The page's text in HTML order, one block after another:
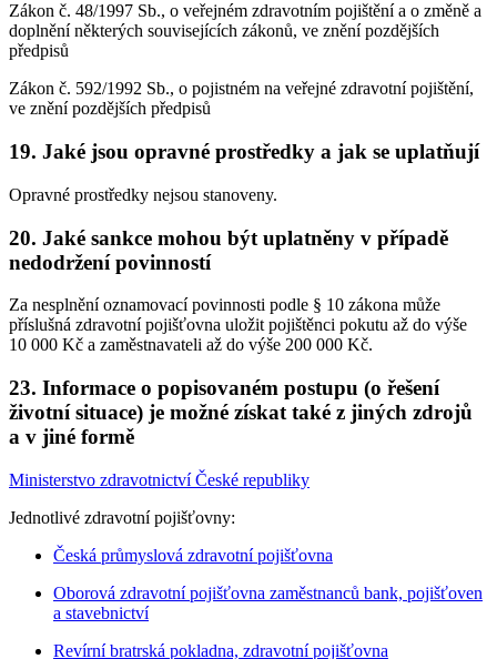
Zákon č. 48/1997 Sb., o veřejném zdravotním pojištění a o změně a
doplnění některých souvisejících zákonů, ve znění pozdějších
předpisů
Zákon č. 592/1992 Sb., o pojistném na veřejné zdravotní pojištění,
ve znění pozdějších předpisů
19. Jaké jsou opravné prostředky a jak se uplatňují
Opravné prostředky nejsou stanoveny.
20. Jaké sankce mohou být uplatněny v případě
nedodržení povinností
Za nesplnění oznamovací povinnosti podle § 10 zákona může
příslušná zdravotní pojišťovna uložit pojištěnci pokutu až do výše
10 000 Kč a zaměstnavateli až do výše 200 000 Kč.
23. Informace o popisovaném postupu (o řešení
životní situace) je možné získat také z jiných zdrojů
a v jiné formě
Ministerstvo zdravotnictví České republiky
Jednotlivé zdravotní pojišťovny:
Česká průmyslová zdravotní pojišťovna
Oborová zdravotní pojišťovna zaměstnanců bank, pojišťoven
a stavebnictví
Revírní bratrská pokladna, zdravotní pojišťovna